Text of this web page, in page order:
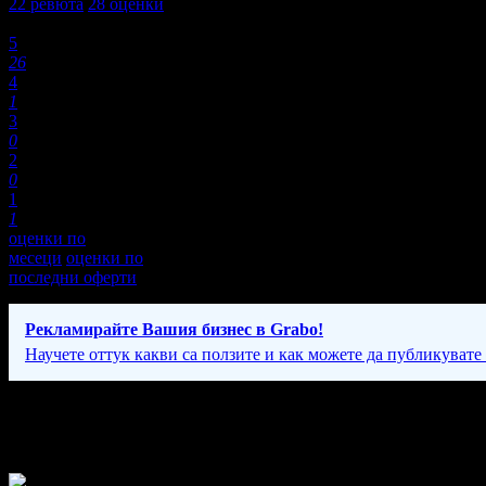
22 ревюта 28 оценки
5
26
4
1
3
0
2
0
1
1
оценки по
месеци оценки по
последни оферти
Рекламирайте Вашия бизнес в Grabo!
Научете оттук какви са ползите и как можете да публикувате